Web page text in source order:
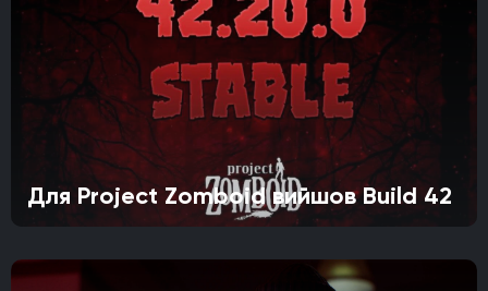
Для Project Zomboid вийшов Build 42